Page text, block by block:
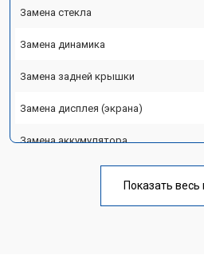
Замена стекла
Замена динамика
Замена задней крышки
Замена дисплея (экрана)
Замена аккумулятора
Замена материнской платы
Показать весь